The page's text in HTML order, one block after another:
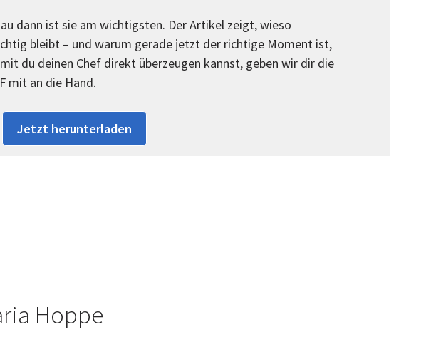
dann ist sie am wichtigsten. Der Artikel zeigt, wieso
bleibt – und warum gerade jetzt der richtige Moment ist,
du deinen Chef direkt überzeugen kannst, geben wir dir die
mit an die Hand.
Jetzt herunterladen
Hoppe